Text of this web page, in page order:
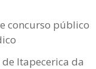
concurso público
Itapecerica da